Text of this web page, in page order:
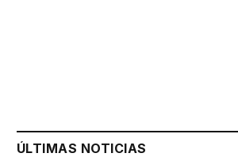
ÚLTIMAS NOTICIAS